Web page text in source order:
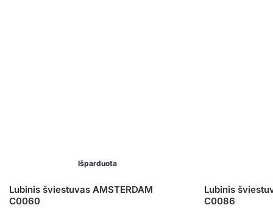
Išparduota
Lubinis šviestuvas AMSTERDAM
C0060
Lubinis
C0086